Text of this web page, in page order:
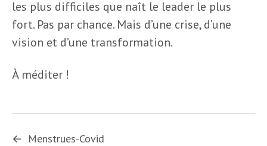
les plus difficiles que naît le leader le plus
fort. Pas par chance. Mais d’une crise, d’une
vision et d’une transformation.
À méditer !
←
Menstrues-Covid